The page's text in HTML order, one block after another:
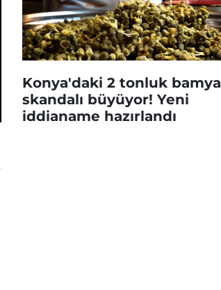
Konya'daki 2 tonluk bamya
skandalı büyüyor! Yeni
iddianame hazırlandı